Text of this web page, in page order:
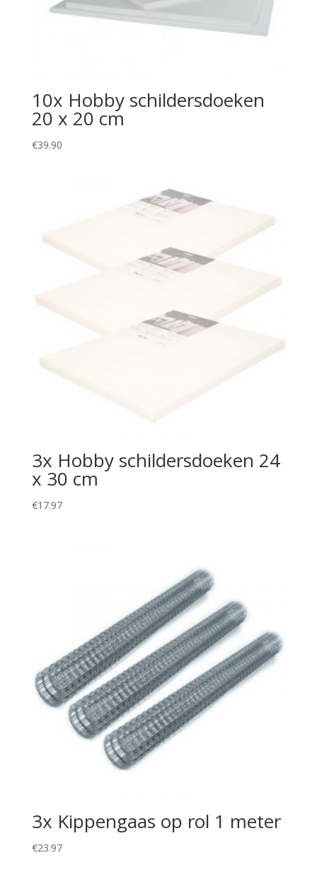
10x Hobby schildersdoeken
20 x 20 cm
€39.90
3x Hobby schildersdoeken 24
x 30 cm
€17.97
3x Kippengaas op rol 1 meter
€23.97